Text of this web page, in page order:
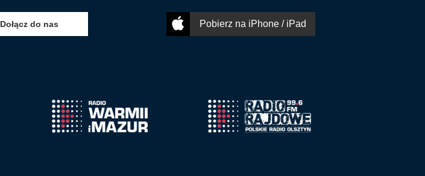
Dołącz do nas Pobierz na iPhone / iPad